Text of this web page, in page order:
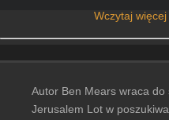
Wczytaj
Autor Ben Mears wraca
Jerusalem Lot w